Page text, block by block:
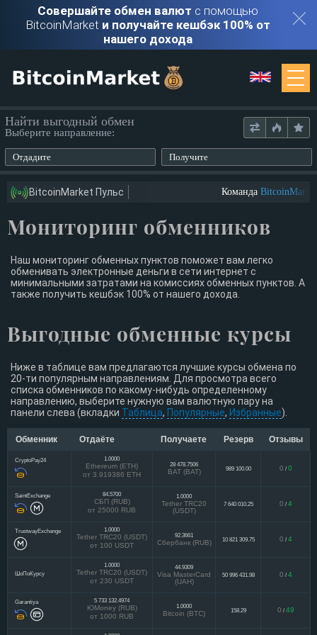
Совершайте обмен валют с помощью
BitcoinMarket и получайте кешбэк 100% от
нашего дохода
Обменники
Войти
Регистрация
Найти выгодный обмен
Выберите направление:
Отдадите Получите
BitcoinMarket Пульс КомандаBitcoinMarket
Мониторинг обменников
Наш мониторинг обменных пунктов поможет вам легко
обменивать электронные деньги в сети интернет с
минимальными затратами на комиссиях обменных пунктов. А
также получить кешбэк 100% от нашего дохода.
Выгодные обменные курсы
Ниже в таблице вам предлагаются лучшие курсы обмена по
20-ти популярным направлениям. Для просмотра всего
списка обменников по какому-нибудь определенному
направлению, выберите нужную вам валютную пару на
панели слева (вкладки Таблица, Популярные, Избранные).
Обменник Отдаёте Получаете Резерв Отзывы
CryptoPay24 1.0000
Ethereum (ETH)
от 3.919386 ETH
28 478.7506
BAT (BAT) 989 100.00 0 / 0
SaintExchange 84.5700
СБП (RUB)
от 25000 RUB
1.0000
Tether TRC20
(USDT)
7 640 010.25 0 / 4
TrustwayExchange 1.0000
Tether TRC20 (USDT)
от 100 USDT
92.3661
Сбербанк (RUB) 10 821 309.75 0 / 4
ШоПоКурсу
1.0000
Tether TRC20 (USDT)
от 230 USDT
44.9309
Visa MasterCard
(UAH)
50 996 431.98 0 / 4
Garantiya 5 733 132.4974
ЮMoney (RUB)
от 1000 RUB
1.0000
Bitcoin (BTC) 158.29 0 / 49